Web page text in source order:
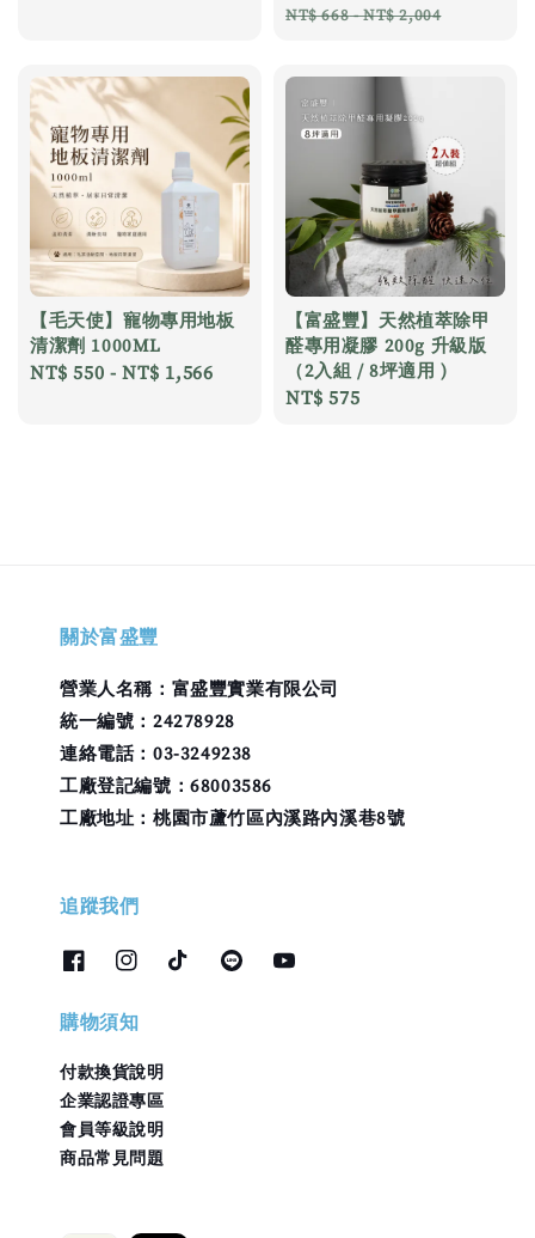
price
NT$ 668-NT$ 2,004
【毛天使】寵物專用地板
清潔劑 1000ML
Regular
NT$ 550 -NT$ 1,566
【富盛豐】天然植萃除甲
醛專用凝膠 200g 升級版
（2入組 / 8坪適用 )
Regular
NT$ 575
關於富盛豐
營業人名稱：富盛豐實業有限公司
統一編號：24278928
連絡電話：03-3249238
工廠登記編號：68003586
工廠地址：桃園市蘆竹區內溪路內溪巷8號
追蹤我們
購物須知
付款換貨說明
企業認證專區
會員等級說明
商品常見問題